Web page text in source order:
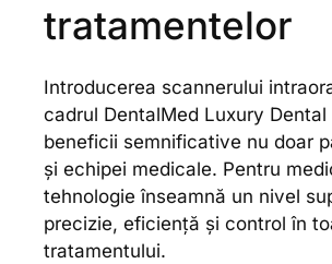
tratamentelor
Introducerea scannerului
cadrul DentalMed Luxury
beneficii semnificative nu doar
și echipei medicale. Pentru
tehnologie înseamnă un nivel
precizie, eficiență și control în
tratamentului.